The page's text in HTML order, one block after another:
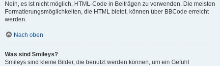
Nein, es ist nicht möglich, HTML-Code in Beiträgen zu verwenden. Die meisten
Formatierungsmöglichkeiten, die HTML bietet, können über BBCode erreicht
werden.
Nach oben
Was sind Smileys?
Smileys sind kleine Bilder, die benutzt werden können, um ein Gefühl